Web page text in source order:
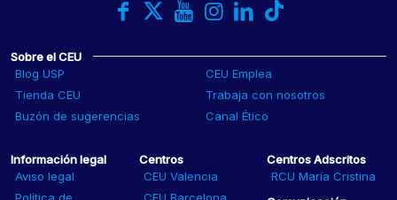
Sobre el CEU
Blog USP
CEU Emplea
Tienda CEU
Trabaja con nosotros
Buzón de sugerencias
Canal Ético
Información legal
Aviso legal
Centros
CEU Valencia
Centros Adscritos
RCU María Cristina